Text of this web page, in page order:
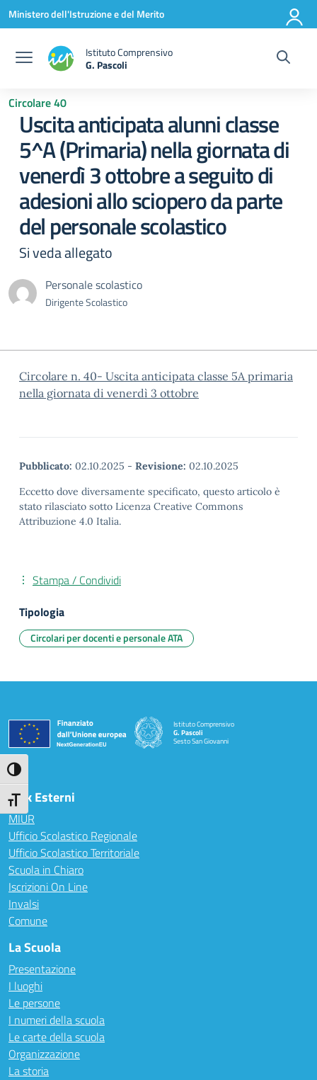
Attiva/disattiva alto contrasto
Attiva/disattiva dimensione testo
Vai ai contenuti
Vai al menu di navigazione
Vai al footer
Ministero dell'Istruzione e del Merito
Istituto Comprensivo
G. Pascoli
Circolare 40
Uscita anticipata alunni classe
5^A (Primaria) nella giornata di
venerdì 3 ottobre a seguito di
adesioni allo sciopero da parte
del personale scolastico
Si veda allegato
Personale scolastico
Dirigente Scolastico
Circolare n. 40- Uscita anticipata classe 5A primaria
nella giornata di venerdì 3 ottobre
Pubblicato: 02.10.2025 - Revisione: 02.10.2025
Eccetto dove diversamente specificato, questo articolo è
stato rilasciato sotto Licenza Creative Commons
Attribuzione 4.0 Italia.
Stampa / Condividi
Tipologia
Circolari per docenti e personale ATA
Istituto Comprensivo
G. Pascoli
Sesto San Giovanni
Link Esterni
MIUR
Ufficio Scolastico Regionale
Ufficio Scolastico Territoriale
Scuola in Chiaro
Iscrizioni On Line
Invalsi
Comune
La Scuola
Presentazione
I luoghi
Le persone
I numeri della scuola
Le carte della scuola
Organizzazione
La storia